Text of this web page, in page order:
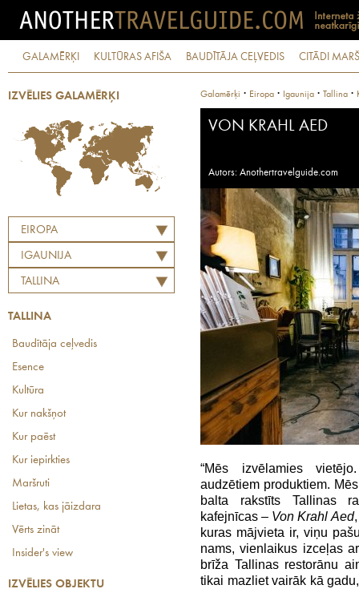
GALAMĒRĶI KULTŪRAS AFIŠA BAUDĪTĀJA CEĻVEDIS CITĀDI
IZVĒLIES GALAMĒRĶI
EIROPA
IGAUNIJA
TALLINA
TALLINA
Baudītāja ceļvedis
Esence
Kultūra
Kur nakšņot
Kur paēst
Kur iepirkties
Maršruti
Lietas, kas jāizdara
Vērts zināt
Insider's view
IZVĒLIES OBJEKTU
Galamērķi · Eiropa · Igaunija · Tallina ·
VON KRAHL AED
Autors: Anothertravelguide.com
“Mēs izvēlamies
audzētiem produktiem.
balta rakstīts Tallinas
kafejnīcas – Von Krahl Aed
kuras mājvieta ir, viņu
nams, vienlaikus izceļas
brīža Tallinas restorānu
tikai mazliet vairāk kā